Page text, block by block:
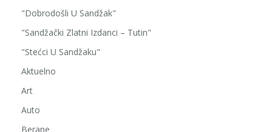
"Dobrodošli U Sandžak"
"Sandžački Zlatni Izdanci – Tutin"
"Stećci U Sandžaku"
Aktuelno
Art
Auto
Berane